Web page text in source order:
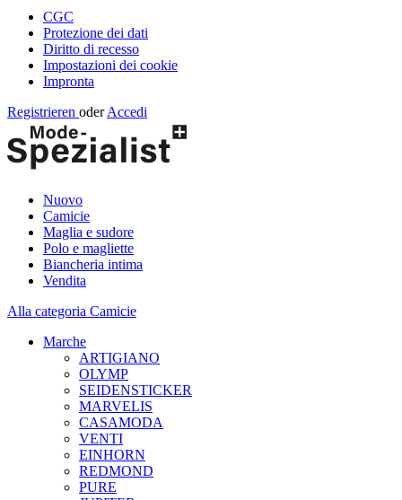
CGC
Protezione dei dati
Diritto di recesso
Impostazioni dei cookie
Impronta
Registrieren oder Accedi
Nuovo
Camicie
Maglia e sudore
Polo e magliette
Biancheria intima
Vendita
Alla categoria Camicie
Marche
ARTIGIANO
OLYMP
SEIDENSTICKER
MARVELIS
CASAMODA
VENTI
EINHORN
REDMOND
PURE